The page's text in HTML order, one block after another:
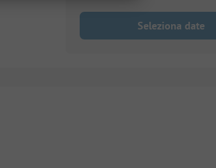
Seleziona date